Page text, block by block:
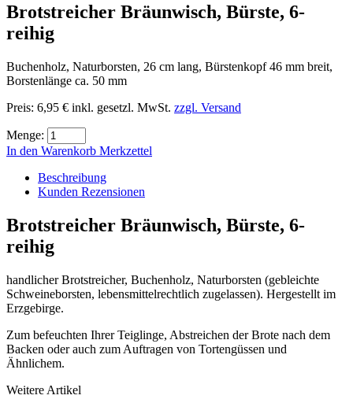
Brotstreicher Bräunwisch, Bürste, 6-
reihig
Buchenholz, Naturborsten, 26 cm lang, Bürstenkopf 46 mm breit,
Borstenlänge ca. 50 mm
Preis: 6,95 € inkl. gesetzl. MwSt. zzgl. Versand
Menge:
In den Warenkorb Merkzettel
Beschreibung
Kunden Rezensionen
Brotstreicher Bräunwisch, Bürste, 6-
reihig
handlicher Brotstreicher, Buchenholz, Naturborsten (gebleichte
Schweineborsten, lebensmittelrechtlich zugelassen). Hergestellt im
Erzgebirge.
Zum befeuchten Ihrer Teiglinge, Abstreichen der Brote nach dem
Backen oder auch zum Auftragen von Tortengüssen und
Ähnlichem.
Weitere Artikel